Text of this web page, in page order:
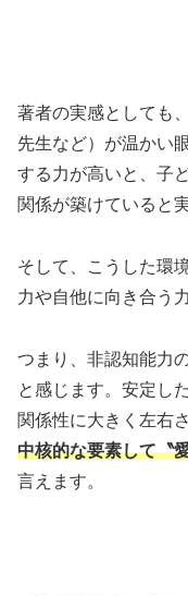
著者の実感としても
先生など）が温かい
する力が高いと、子
関係が築けていると
そして、こうした環
力や自他に向き合う
つまり、非認知能力
と感じます。安定し
関係性に大きく左右
中核的な要素して〝
言えます。